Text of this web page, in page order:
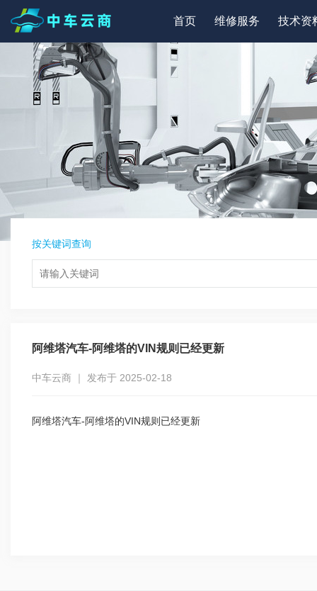
首页 维修服务 技术资
按关键词查询
阿维塔汽车-阿维塔的VIN规则已经更新
中车云商 ｜ 发布于 2025-02-18
阿维塔汽车-阿维塔的VIN规则已经更新